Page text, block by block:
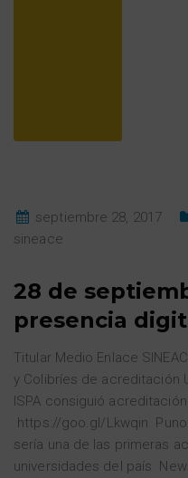
septiembre 28, 2017
sineace
28 de
presencia
Titular Medio Enlace
y Colibríes de acreditación
ISPA consiguió
https://goo.gl/Lkwqin
sería una de las primeras
universidades del país